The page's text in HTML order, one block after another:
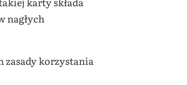
nagłych
zasady korzystania